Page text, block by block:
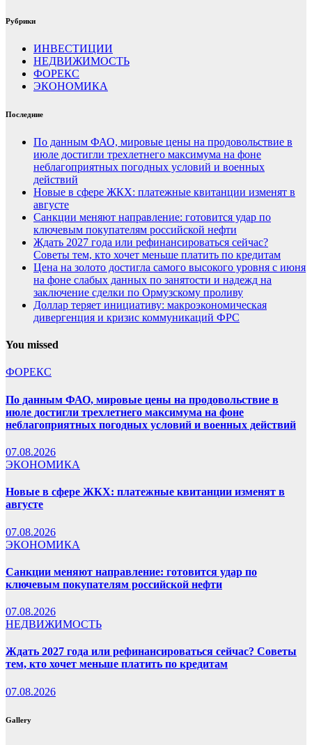
Рубрики
ИНВЕСТИЦИИ
НЕДВИЖИМОСТЬ
ФОРЕКС
ЭКОНОМИКА
Последние
По данным ФАО, мировые цены на продовольствие в
июле достигли трехлетнего максимума на фоне
неблагоприятных погодных условий и военных
действий
Новые в сфере ЖКХ: платежные квитанции изменят в
августе
Санкции меняют направление: готовится удар по
ключевым покупателям российской нефти
Ждать 2027 года или рефинансироваться сейчас?
Советы тем, кто хочет меньше платить по кредитам
Цена на золото достигла самого высокого уровня с июня
на фоне слабых данных по занятости и надежд на
заключение сделки по Ормузскому проливу
Доллар теряет инициативу: макроэкономическая
дивергенция и кризис коммуникаций ФРС
You missed
ФОРЕКС
По данным ФАО, мировые цены на продовольствие в
июле достигли трехлетнего максимума на фоне
неблагоприятных погодных условий и военных действий
07.08.2026
ЭКОНОМИКА
Новые в сфере ЖКХ: платежные квитанции изменят в
августе
07.08.2026
ЭКОНОМИКА
Санкции меняют направление: готовится удар по
ключевым покупателям российской нефти
07.08.2026
НЕДВИЖИМОСТЬ
Ждать 2027 года или рефинансироваться сейчас? Советы
тем, кто хочет меньше платить по кредитам
07.08.2026
Gallery